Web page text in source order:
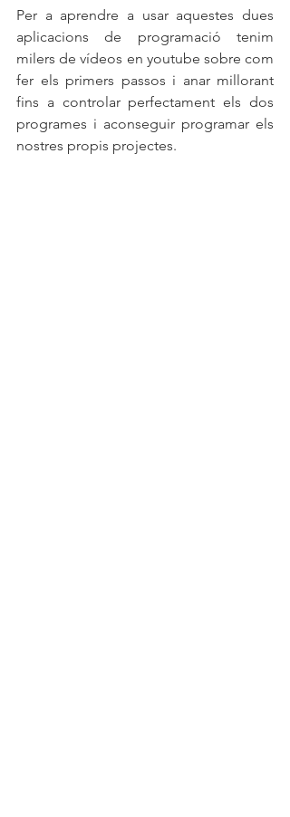
Per a aprendre a usar aquestes dues
aplicacions de programació tenim
milers de vídeos en youtube sobre com
fer els primers passos i anar millorant
fins a controlar perfectament els dos
programes i aconseguir programar els
nostres propis projectes.